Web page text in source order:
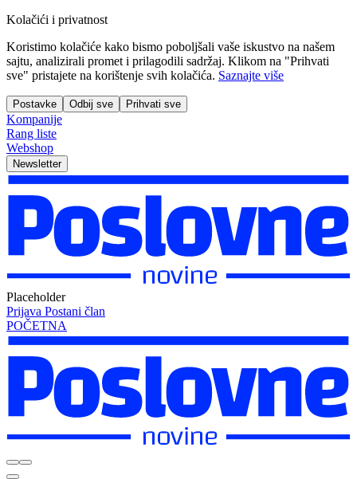
Kolačići i privatnost
Koristimo kolačiće kako bismo poboljšali vaše iskustvo na našem
sajtu, analizirali promet i prilagodili sadržaj. Klikom na "Prihvati
sve" pristajete na korištenje svih kolačića. Saznajte više
Postavke Odbij sve Prihvati sve
Kompanije
Rang liste
Webshop
Newsletter
Placeholder
Prijava Postani član
POČETNA